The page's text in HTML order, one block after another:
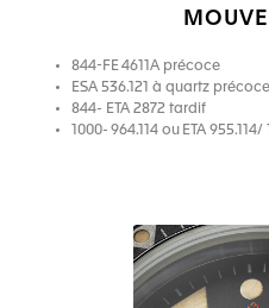
844-FE 4611A précoce
ESA 536.121 à quartz précoce
844- ETA 2872 tardif
1000- 964.114 ou ETA